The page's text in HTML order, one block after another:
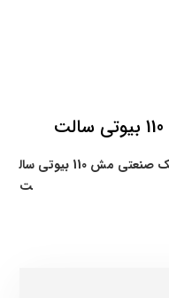
قیمت نمک صنعتی مش 110 بیوتی سال
ت